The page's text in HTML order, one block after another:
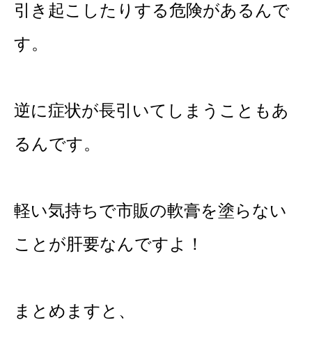
引き起こしたりする危険があるんで
す。
逆に症状が長引いてしまうこともあ
るんです。
軽い気持ちで市販の軟膏を塗らない
ことが肝要なんですよ！
まとめますと、